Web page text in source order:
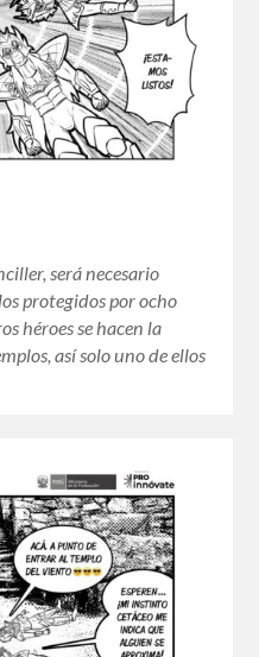
será necesario
protegidos por ocho
héroes se hacen la
así solo uno de ellos